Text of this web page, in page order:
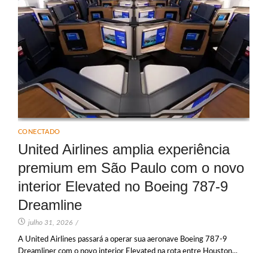
CONECTADO
United Airlines amplia experiência
premium em São Paulo com o novo
interior Elevated no Boeing 787-9
Dreamline
julho 31, 2026 /
A United Airlines passará a operar sua aeronave Boeing 787-9